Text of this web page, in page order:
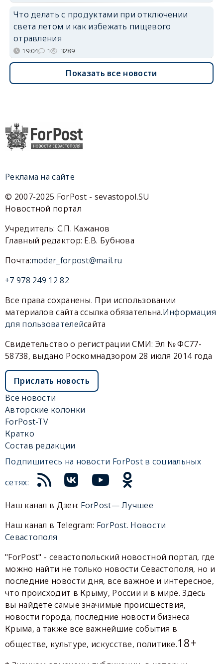
Что делать с продуктами при отключении
света летом и как избежать пищевого
отравления
19:04 1 3289
Показать все новости
Реклама на сайте
© 2007-2025 ForPost - sevastopol.SU
Новостной портал
Учредитель: С.П. Кажанов
Главный редактор: Е.В. Бубнова
Почта:moder_forpost@mail.ru
+7 978 249 12 82
Все права сохранены. При использовании
материалов сайта ссылка обязательна.Информация
для пользователейсайта
Свидетельство о регистрации СМИ: Эл № ФС77-
58738, выдано Роскомнадзором 28 июля 2014 года
Прислать новость
Все новости
Авторские колонки
ForPost-TV
Кратко
Состав редакции
Подпишитесь на новости ForPost в социальных
сетях:
Наш канал в Дзен: ForPost— Лучшее
Наш канал в Telegram: ForPost. Новости
Севастополя
"ForPost" - севастопольский новостной портал, где
можно найти не только новости Севастополя, но и
последние новости дня, все важное и интересное,
что происходит в Крыму, России и в мире. Здесь
вы найдете самые значимые происшествия,
новости города, последние новости бизнеса
Крыма, а также все важнейшие события в
обществе, культуре, искусстве, политике.18+